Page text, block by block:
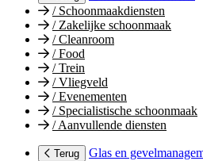
/Schoonmaakdiensten
/Zakelijke schoonmaak
/Cleanroom
/Food
/Trein
/Vliegveld
/Evenementen
/Specialistische schoonmaak
/Aanvullende diensten
Terug
Glas en